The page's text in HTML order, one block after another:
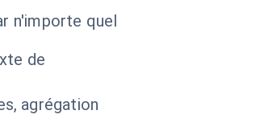
n'importe quel
de
agrégation